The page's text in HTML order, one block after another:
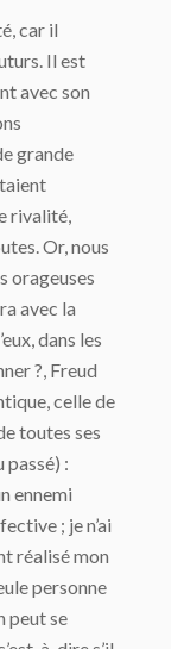
car il
Il est
avec son
grande
rivalité,
Or, nous
orageuses
avec la
dans les
?, Freud
celle de
toutes ses
:
ennemi
; je n’ai
réalisé mon
personne
peut se